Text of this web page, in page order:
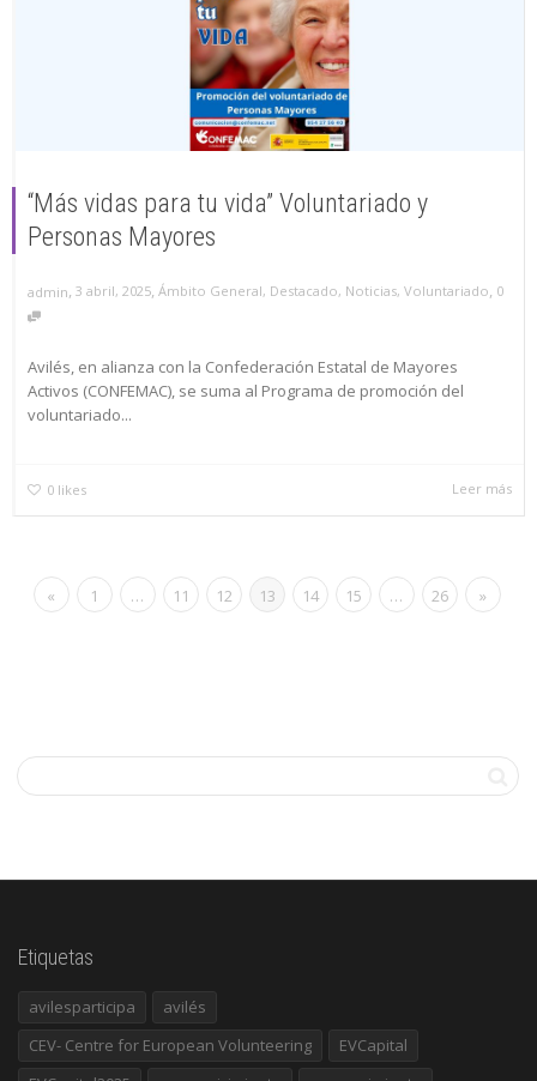
“Más vidas para tu vida” Voluntariado y
Personas Mayores
admin, 3 abril, 2025, Ámbito General, Destacado, Noticias, Voluntariado, 0
Avilés, en alianza con la Confederación Estatal de Mayores
Activos (CONFEMAC), se suma al Programa de promoción del
voluntariado...
0 likes Leer más
« 1 … 11 12 13 14 15 … 26 »
Etiquetas
avilesparticipa
avilés
CEV- Centre for European Volunteering
EVCapital